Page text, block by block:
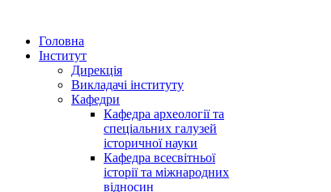
Головна
Інститут
Дирекція
Викладачі інституту
Кафедри
Кафедра археології та
спеціальних галузей
історичної науки
Кафедра всесвітньої
історії та міжнародних
відносин